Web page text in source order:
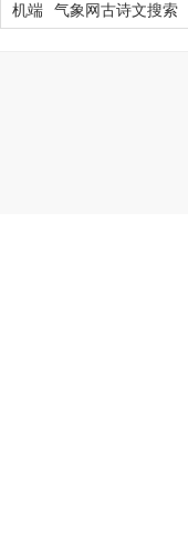
机端
气象网古诗文搜索